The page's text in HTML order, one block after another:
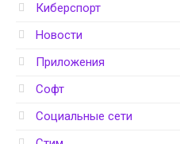
Киберспорт
Новости
Приложения
Софт
Социальные сети